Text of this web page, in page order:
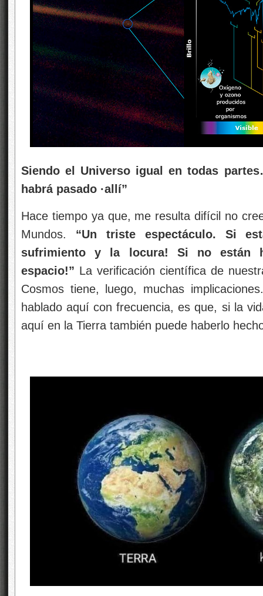
Siendo el Universo igual en todas
habrá pasado ·allí”
Hace tiempo ya que, me resulta difícil no
Mundos. “Un triste espectáculo. Si
sufrimiento y la locura! Si no están
espacio!” La verificación científica de
Cosmos tiene, luego, muchas
hablado aquí con frecuencia, es que, si la
aquí en la Tierra también puede haberlo